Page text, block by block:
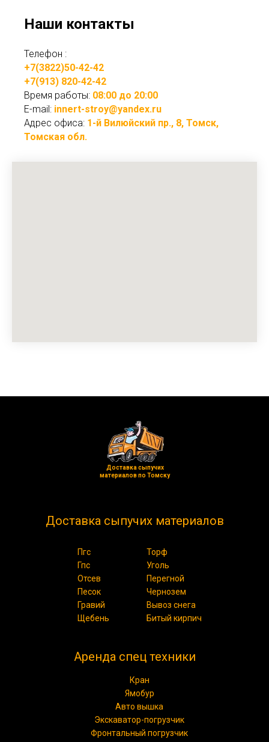
Наши контакты
Телефон :
+7(3822)50-42-42
+7(913) 820-42-42
Время работы: 08:00 до 20:00
E-mail: innert-stroy@yandex.ru
Адрес офиса: 1-й Вилюйский пр., 8, Томск,
Томская обл.
Доставка сыпучих материалов
Аренда спец техники
Кран
Ямобур
Авто вышка
Экскаватор-погрузчик
Фронтальный погрузчик
Пгс Торф
Доставка сыпучих
материалов по Томску
Гпс
Отсев
Песок
Гравий
Щебень
Уголь
Чернозем
Вывоз снега
Перегной
Битый кирпич